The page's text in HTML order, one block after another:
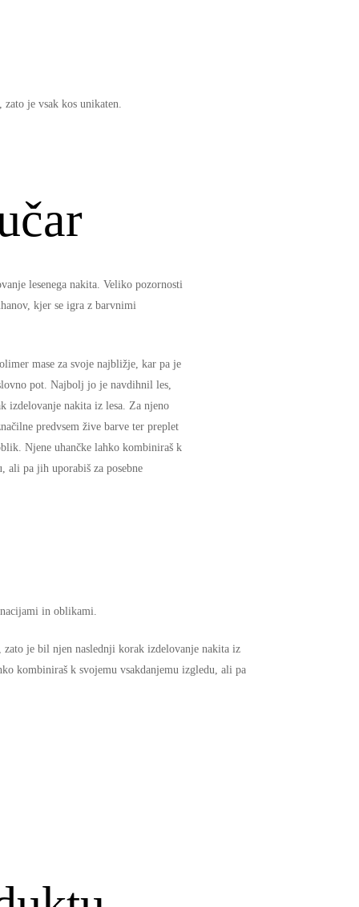
je vsak kos unikaten.
lesenega nakita. Veliko pozornosti
kjer se igra z barvnimi
mase za svoje najbližje, kar pa je
pot. Najbolj jo je navdihnil les,
izdelovanje nakita iz lesa. Za njeno
predvsem žive barve ter preplet
Njene uhančke lahko kombiniraš k
ali pa jih uporabiš za posebne
in oblikami.
je bil njen naslednji korak izdelovanje nakita iz
kombiniraš k svojemu vsakdanjemu izgledu, ali pa